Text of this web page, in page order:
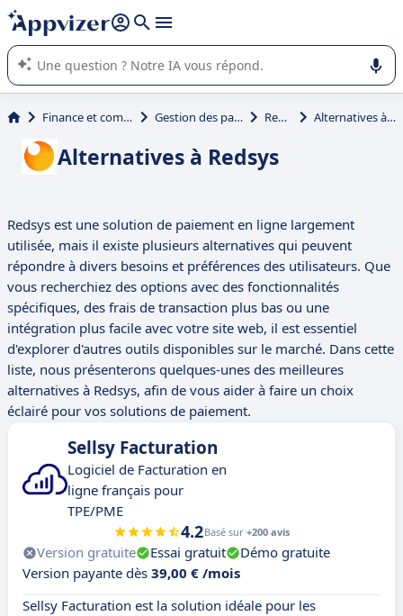
répondre (plusieurs lignes avec
L'IA de Appvizer vous guide dans l'utilisation ou la sélection de
logiciel SaaS en entreprise.
Finance et comptabilité Gestion des paiements Redsys Alternatives à Redsys
Alternatives à Redsys
Redsys est une solution de paiement en ligne largement
utilisée, mais il existe plusieurs alternatives qui peuvent
répondre à divers besoins et préférences des utilisateurs. Que
vous recherchiez des options avec des fonctionnalités
spécifiques, des frais de transaction plus bas ou une
intégration plus facile avec votre site web, il est essentiel
d'explorer d'autres outils disponibles sur le marché. Dans cette
liste, nous présenterons quelques-unes des meilleures
alternatives à Redsys, afin de vous aider à faire un choix
éclairé pour vos solutions de paiement.
Sellsy Facturation
Logiciel de Facturation en
ligne français pour
TPE/PME
4.2Basé sur +200 avis
Version gratuite Essai gratuit
Démo gratuite
Version payante dès 39,00 € /mois
Sellsy Facturation est la solution idéale pour les